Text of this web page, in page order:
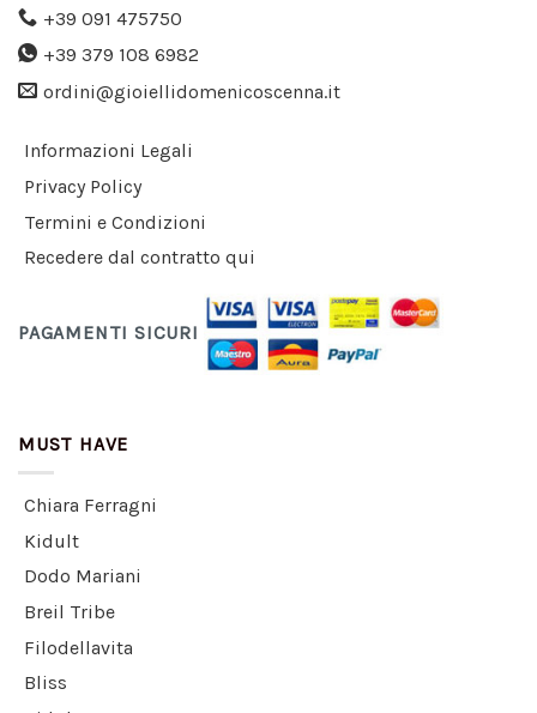
+39 091 475750
+39 379 108 6982
ordini@gioiellidomenicoscenna.it
Informazioni Legali
Privacy Policy
Termini e Condizioni
Recedere dal contratto qui
PAGAMENTI SICURI
MUST HAVE
Chiara Ferragni
Kidult
Dodo Mariani
Breil Tribe
Filodellavita
Bliss